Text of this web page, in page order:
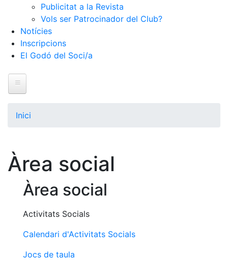
Publicitat a la Revista
Vols ser Patrocinador del Club?
Notícies
Inscripcions
El Godó del Soci/a
La nostra
història
Cronologia
directiva
Inici
Àrea social
Àrea social
Activitats Socials
Calendari d'Activitats Socials
Jocs de taula